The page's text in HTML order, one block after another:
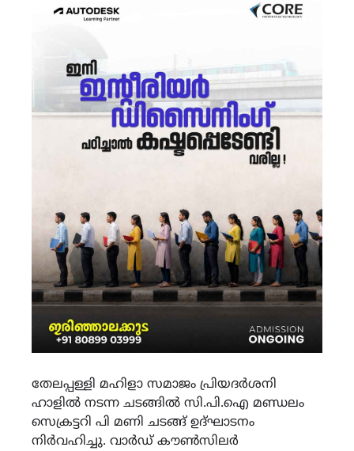
തേലപ്പള്ളി മഹിളാ സമാജം പ്രിയദർശനി
ഹാളിൽ നടന്ന ചടങ്ങിൽ സി.പി.ഐ മണ്ഡലം
സെക്രട്ടറി പി മണി ചടങ്ങ് ഉദ്ഘാടനം
നിർവഹിച്ചു. വാർഡ് കൗൺസിലർ